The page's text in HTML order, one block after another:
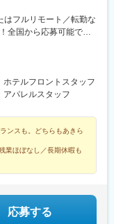
はフルリモート／転勤な
全国から応募可能で
京都渋谷区千駄ヶ谷3-
＜アクセス＞・東京メ
鉄「国立競技場駅」A4
！◎安心して上京
。◎独り立ち後はリモ
輩も。遠方の方はフル
に合わせて、柔軟な働
テルフロントスタッフ
パレルスタッフ
ンスも。どちらもあきら
業ほぼなし／長期休暇も
応募する